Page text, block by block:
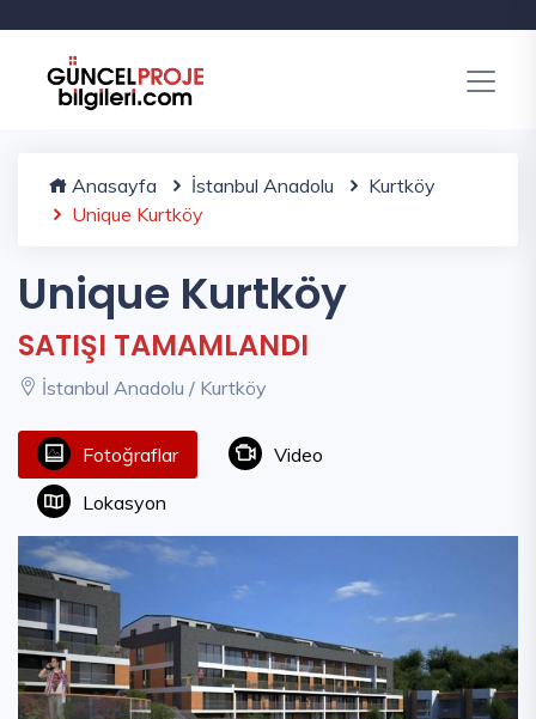
Anasayfa İstanbul Anadolu
Kurtköy
Unique Kurtköy
Unique Kurtköy
SATIŞI TAMAMLANDI
İstanbul Anadolu / Kurtköy
Fotoğraflar
Video
Lokasyon